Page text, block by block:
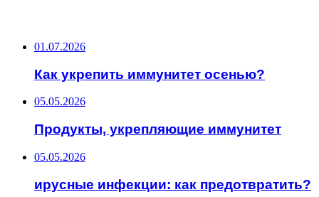
01.07.2026
Как укрепить иммунитет осенью?
05.05.2026
Продукты, укрепляющие иммунитет
05.05.2026
ирусные инфекции: как предотвратить?